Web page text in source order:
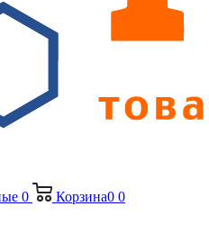
0 Корзина0 0